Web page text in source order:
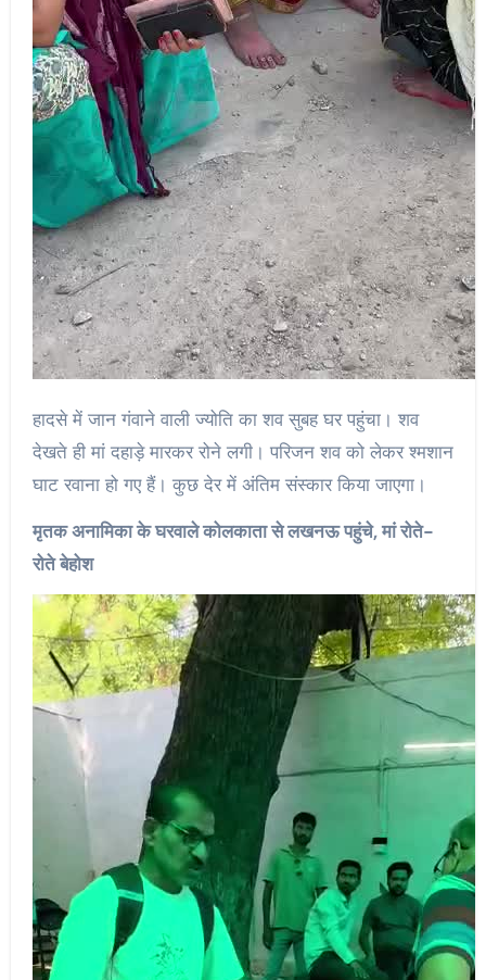
हादसे में जान गंवाने वाली ज्योति का शव सुबह घर पहुंचा। शव
देखते ही मां दहाड़े मारकर रोने लगी। परिजन शव को लेकर श्मशान
घाट रवाना हो गए हैं। कुछ देर में अंतिम संस्कार किया जाएगा।
मृतक अनामिका के घरवाले कोलकाता से लखनऊ पहुंचे, मां रोते-
रोते बेहोश